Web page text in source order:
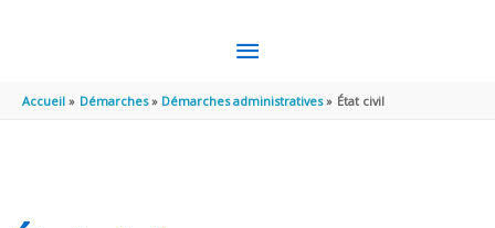
MENU
PRINCIPAL
Accueil Démarches Démarches administratives État civil